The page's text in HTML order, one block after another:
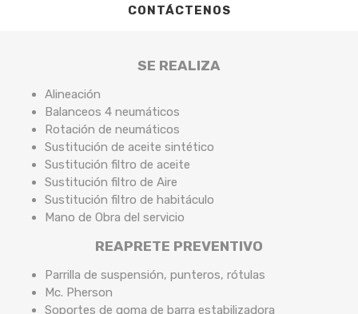
CONTÁCTENOS
SE REALIZA
Alineación
Balanceos 4 neumáticos
Rotación de neumáticos
Sustitución de aceite sintético
Sustitución filtro de aceite
Sustitución filtro de Aire
Sustitución filtro de habitáculo
Mano de Obra del servicio
REAPRETE PREVENTIVO
Parrilla de suspensión, punteros, rótulas
Mc. Pherson
Soportes de goma de barra estabilizadora